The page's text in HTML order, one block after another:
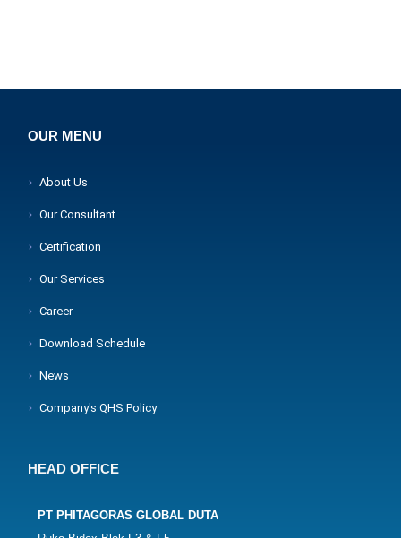
OUR MENU
About Us
Our Consultant
Certification
Our Services
Career
Download Schedule
News
Company's QHS Policy
HEAD OFFICE
PT PHITAGORAS GLOBAL DUTA